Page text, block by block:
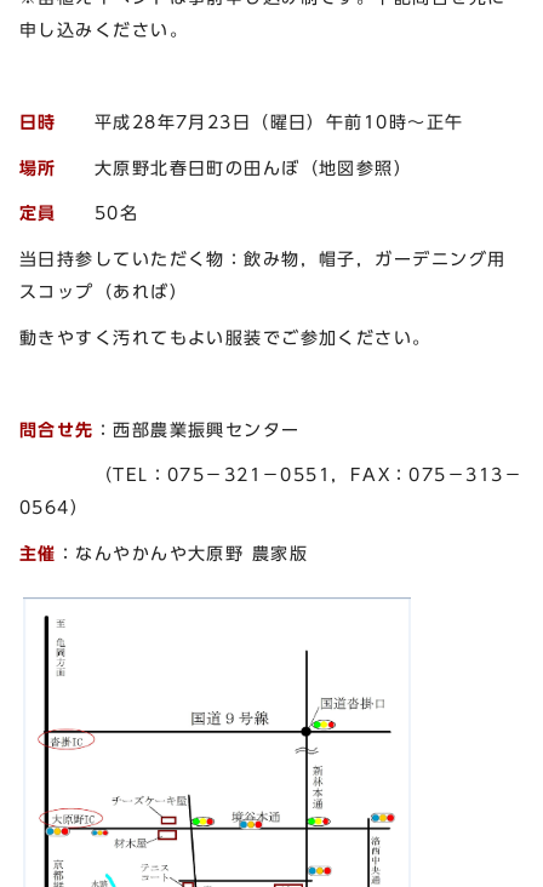
申し込みください。
日時 平成28年7月23日（曜日）午前10時～正午
場所 大原野北春日町の田んぼ（地図参照）
定員 50名
当日持参していただく物：飲み物，帽子，ガーデニング用
スコップ（あれば）
動きやすく汚れてもよい服装でご参加ください。
問合せ先 ：西部農業振興センター
（TEL：075－321－0551，FAX：075－313－
0564）
主催 ：なんやかんや大原野 農家版